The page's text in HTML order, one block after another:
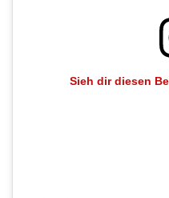
Sieh dir diesen